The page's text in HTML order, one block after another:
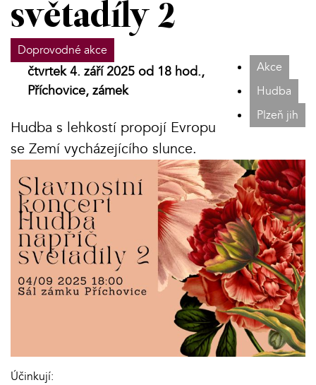
světadíly 2
Doprovodné akce
Akce
Hudba
Plzeň jih
čtvrtek 4. září 2025 od 18 hod.,
Příchovice, zámek
Hudba s lehkostí propojí Evropu
se Zemí vycházejícího slunce.
Účinkují: